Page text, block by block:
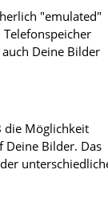
"emulated"
Deine Bilder
die Möglichkeit
Deine Bilder. Das